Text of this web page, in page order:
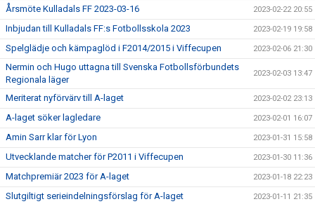
Årsmöte Kulladals FF 2023-03-16 2023-02-22 20:55
Inbjudan till Kulladals FF:s Fotbollsskola 2023 2023-02-19 19:58
Spelglädje och kämpaglöd i F2014/2015 i Viffecupen 2023-02-06 21:30
Nermin och Hugo uttagna till Svenska Fotbollsförbundets
Regionala läger
2023-02-03 13:47
Meriterat nyförvärv till A-laget 2023-02-02 23:13
A-laget söker lagledare 2023-02-01 16:07
Amin Sarr klar för Lyon 2023-01-31 15:58
Utvecklande matcher för P2011 i Viffecupen 2023-01-30 11:36
Matchpremiär 2023 för A-laget 2023-01-18 22:23
Slutgiltigt serieindelningsförslag för A-laget 2023-01-11 21:35